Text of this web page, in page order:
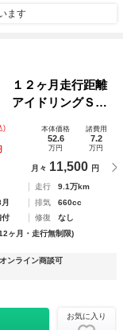
ます
１２ヶ月走行距離
アイドリングＳ
テレビ Ｂモニ
テアリング フル
) 本体価格
52.6
万円
諸費用
7.2
万円
月々 11,500 円
走行
9.1万km
排気
660cc
付 修復
なし
ヶ月・走行無制限)
オンライン商談可
お気に入り